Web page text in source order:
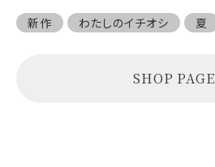
新作 わたしのイチオシ 夏
SHOP PAGE